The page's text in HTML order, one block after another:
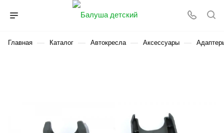
Главная — Каталог — Автокресла — Аксессуары —